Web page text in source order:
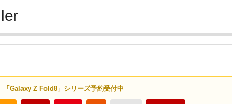
「Galaxy Z Fold8」シリーズ予約受付中